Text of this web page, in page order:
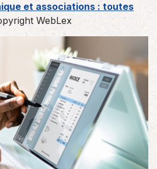
et associations : toutes
WebLex